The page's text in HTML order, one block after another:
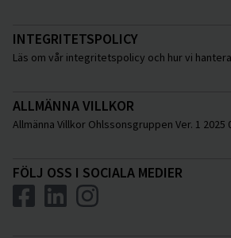
INTEGRITETSPOLICY
Läs om vår integritetspolicy och hur vi
ALLMÄNNA VILLKOR
Allmänna Villkor Ohlssonsgruppen Ver. 1 2025
FÖLJ OSS I SOCIALA MEDIER